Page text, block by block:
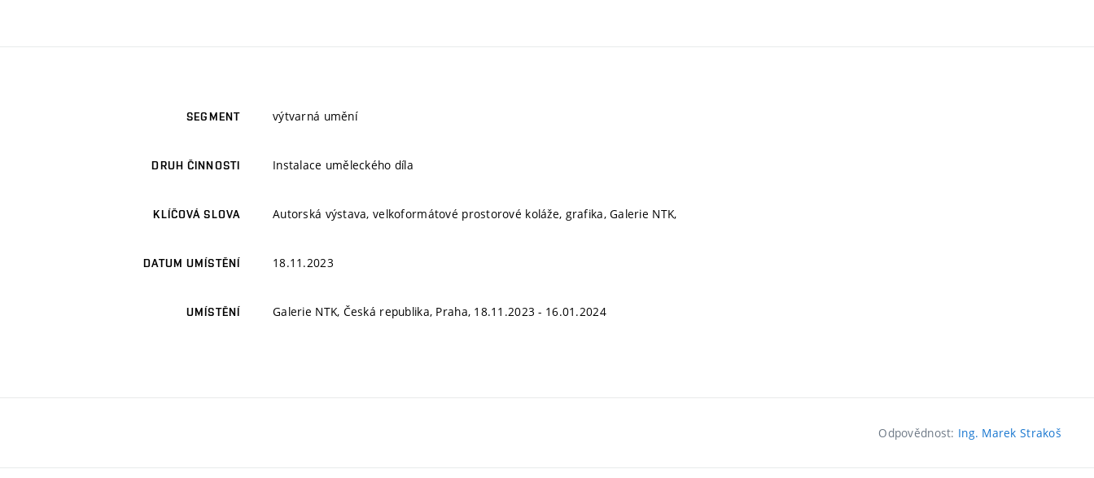
SEGMENT výtvarná umění
DRUH ČINNOSTI Instalace uměleckého díla
KLÍČOVÁ SLOVA Autorská výstava, velkoformátové prostorové koláže, grafika, Galerie NTK,
DATUM UMÍSTĚNÍ 18.11.2023
UMÍSTĚNÍ Galerie NTK, Česká republika, Praha, 18.11.2023 - 16.01.2024
Odpovědnost: Ing. Marek Strakoš